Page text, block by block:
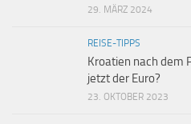
29. MÄRZ 2024
REISE-TIPPS
Kroatien nach dem
jetzt der Euro?
23. OKTOBER 2023